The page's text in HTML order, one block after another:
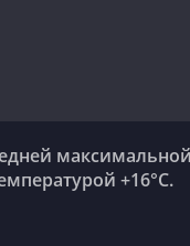
+16°C.